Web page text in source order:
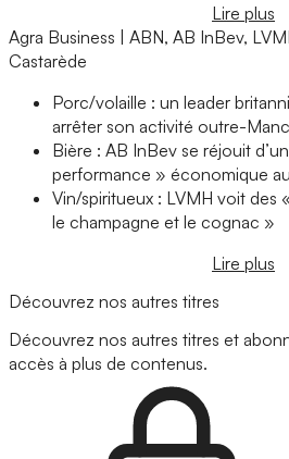
Lire plus
Agra Business | ABN, AB InBev,
Castarède
Porc/volaille : un leader
arrêter son activité outre-
Bière : AB InBev se réjouit
performance » économique
Vin/spiritueux : LVMH voit des
le champagne et le cognac »
Lire plus
Découvrez nos autres titres
Découvrez nos autres titres et
accès à plus de contenus.